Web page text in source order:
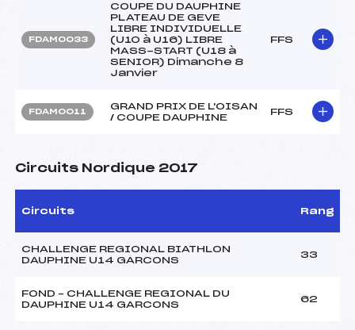
FDAM0033
COUPE DU DAUPHINE
PLATEAU DE GEVE
LIBRE INDIVIDUELLE
(U10 à U16) LIBRE
MASS-START (U18 à
SENIOR) Dimanche 8
Janvier
FFS
FDAM0011
GRAND PRIX DE L'OISAN
/ COUPE DAUPHINE
FFS
Circuits Nordique 2017
Circuits Rang
CHALLENGE REGIONAL BIATHLON
DAUPHINE U14 GARCONS
33
FOND – CHALLENGE REGIONAL DU
DAUPHINE U14 GARCONS
62